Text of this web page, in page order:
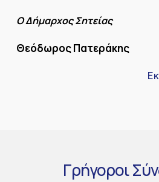
Ο Δήμαρχος Σητείας
Θεόδωρος Πατεράκης
Γρήγοροι